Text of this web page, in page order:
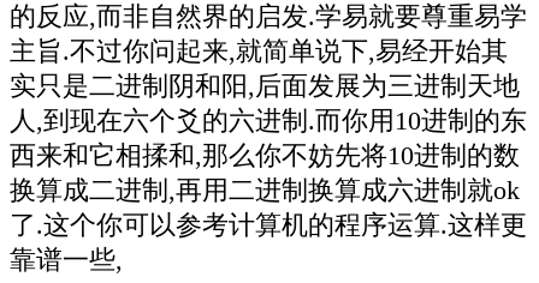
的反应,而非自然界的启发.学易就要尊重易学
主旨.不过你问起来,就简单说下,易经开始其
实只是二进制阴和阳,后面发展为三进制天地
人,到现在六个爻的六进制.而你用10进制的东
西来和它相揉和,那么你不妨先将10进制的数
换算成二进制,再用二进制换算成六进制就ok
了.这个你可以参考计算机的程序运算.这样更
靠谱一些,